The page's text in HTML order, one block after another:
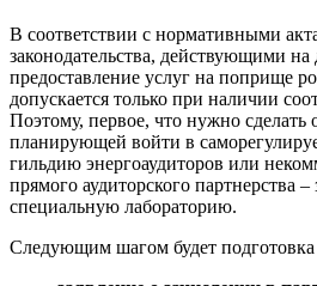
В соответствии с нормативными
законодательства, действующими
предоставление услуг на поприще
допускается только при наличии
Поэтому, первое, что нужно сделать
планирующей войти в
гильдию энергоаудиторов или
прямого аудиторского партнерства –
специальную лабораторию.
Следующим шагом будет подготовка